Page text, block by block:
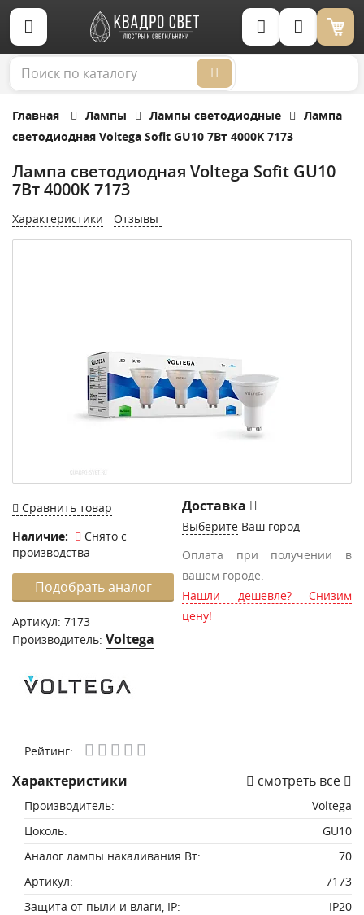
Корзина (0)
Главная Лампы Лампы светодиодные
Лампа
светодиодная Voltega Sofit GU10 7Вт 4000K 7173
Лампа светодиодная Voltega Sofit GU10
7Вт 4000K 7173
Характеристики Отзывы
Сравнить товар
Наличие:
Снято с
производства
Подобрать аналог
Артикул: 7173
Производитель: Voltega
Доставка
Выберите Ваш город
Оплата при получении в
вашем городе.
Нашли дешевле? Снизим
цену!
Рейтинг:
Характеристики смотреть все
Производитель:
Voltega
Цоколь:
GU10
Аналог лампы накаливания Вт:
70
Артикул:
7173
Защита от пыли и влаги, IP:
IP20